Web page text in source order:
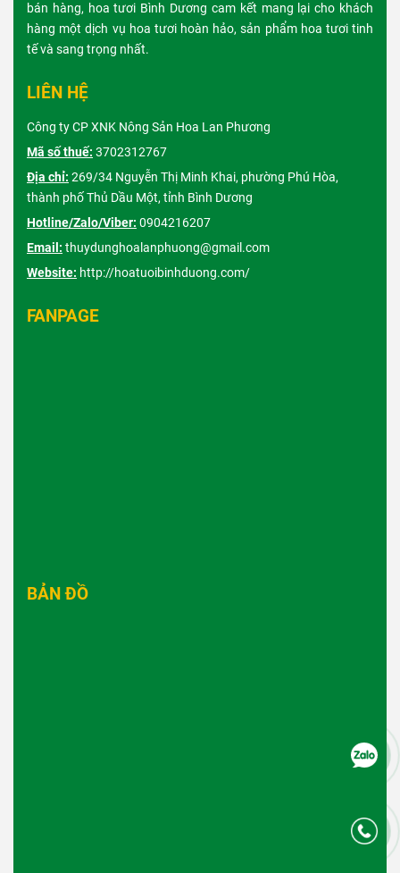
bán hàng, hoa tươi Bình Dương cam kết mang lại cho khách
hàng một dịch vụ hoa tươi hoàn hảo, sản phẩm hoa tươi tinh
tế và sang trọng nhất.
LIÊN HỆ
Công ty CP XNK Nông Sản Hoa Lan Phương
Mã số thuế: 3702312767
Địa chỉ: 269/34 Nguyễn Thị Minh Khai, phường Phú Hòa,
thành phố Thủ Dầu Một, tỉnh Bình Dương
Hotline/Zalo/Viber: 0904216207
Email: thuydunghoalanphuong@gmail.com
Website: http://hoatuoibinhduong.com/
FANPAGE
BẢN ĐỒ